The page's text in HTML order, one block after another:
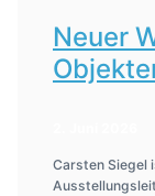
Neuer
Carsten Siegel